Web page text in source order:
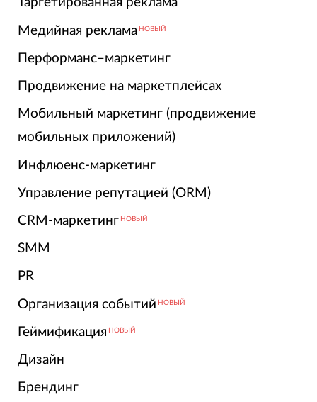
Таргетированная реклама
Медийная реклама НОВЫЙ
Перформанс–маркетинг
Продвижение на маркетплейсах
Мобильный маркетинг (продвижение
мобильных приложений)
Инфлюенс-маркетинг
Управление репутацией (ORM)
CRM-маркетинг НОВЫЙ
SMM
PR
Организация событий НОВЫЙ
Геймификация НОВЫЙ
Дизайн
Брендинг